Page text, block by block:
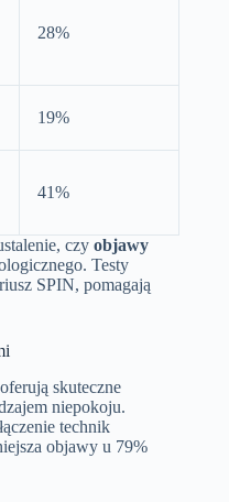
28%
19%
41%
czy objawy
Testy
SPIN, pomagają
skuteczne
niepokoju.
technik
objawy u 79%